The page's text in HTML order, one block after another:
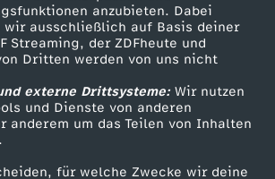
anzubieten. Dabei
ausschließlich auf Basis deiner
Streaming, der ZDFheute und
Dritten werden von uns nicht
externe Drittsysteme:Wir nutzen
und Dienste von anderen
anderem um das Teilen von Inhalten
für welche Zwecke wir deine